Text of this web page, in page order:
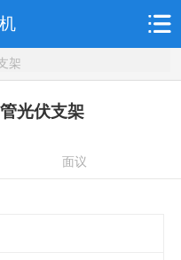
架
光伏支架
面议